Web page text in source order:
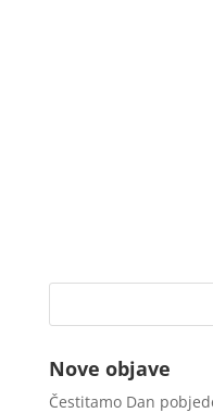
Nove objave
Čestitamo Dan